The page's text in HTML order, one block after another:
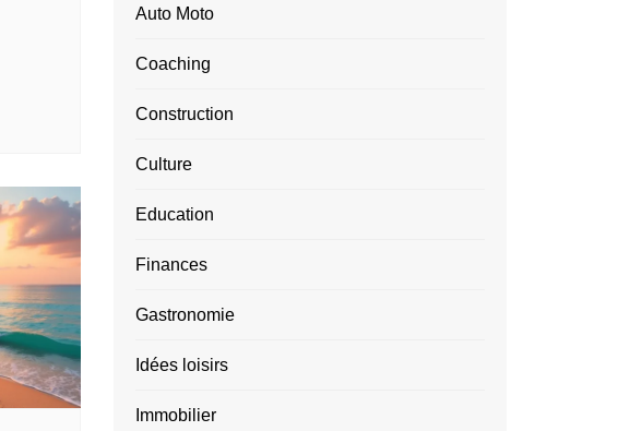
Auto Moto
Coaching
Construction
Culture
Education
Finances
Gastronomie
Idées loisirs
Immobilier